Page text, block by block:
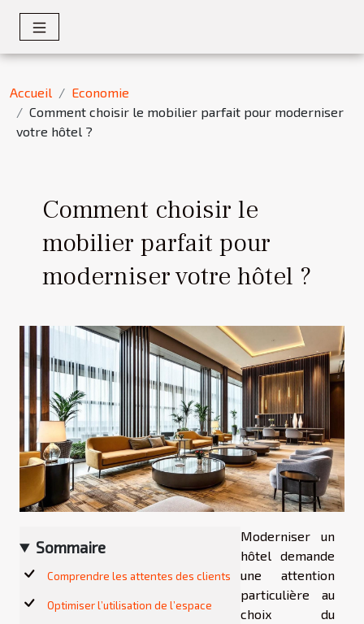
Accueil
Economie
Comment choisir le mobilier parfait pour moderniser
votre hôtel ?
Comment choisir le
mobilier parfait pour
moderniser votre hôtel ?
Sommaire
Comprendre les attentes des clients
Optimiser l’utilisation de l’espace
Moderniser un
hôtel demande
une attention
particulière au
choix du